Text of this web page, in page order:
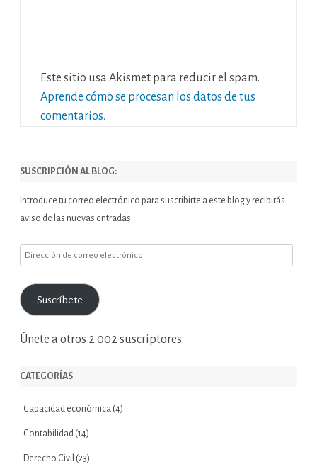
Este sitio usa Akismet para reducir el spam.
Aprende cómo se procesan los datos de tus
comentarios.
SUSCRIPCIÓN AL BLOG:
Introduce tu correo electrónico para suscribirte a este blog y recibirás
aviso de las nuevas entradas.
Dirección
correo
electrónico
Suscríbete
Únete a otros 2.002 suscriptores
CATEGORÍAS
Capacidad económica (4)
Contabilidad (14)
Derecho Civil (23)